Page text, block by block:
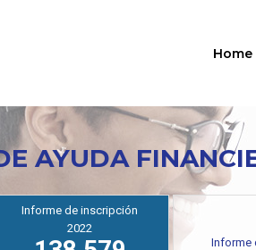
Home
AYUDA
Informe de inscripción
2022
Informe